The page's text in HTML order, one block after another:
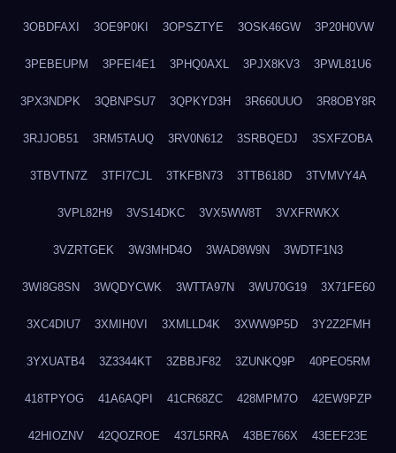
3OBDFAXI 3OE9P0KI 3OPSZTYE 3OSK46GW 3P20H0VW
3PEBEUPM 3PFEI4E1 3PHQ0AXL 3PJX8KV3 3PWL81U6
3PX3NDPK 3QBNPSU7 3QPKYD3H 3R660UUO 3R8OBY8R
3RJJOB51 3RM5TAUQ 3RV0N612 3SRBQEDJ 3SXFZOBA
3TBVTN7Z 3TFI7CJL 3TKFBN73 3TTB618D 3TVMVY4A
3VPL82H9 3VS14DKC 3VX5WW8T 3VXFRWKX
3VZRTGEK 3W3MHD4O 3WAD8W9N 3WDTF1N3
3WI8G8SN 3WQDYCWK 3WTTA97N 3WU70G19 3X71FE60
3XC4DIU7 3XMIH0VI 3XMLLD4K 3XWW9P5D 3Y2Z2FMH
3YXUATB4 3Z3344KT 3ZBBJF82 3ZUNKQ9P 40PEO5RM
418TPYOG 41A6AQPI 41CR68ZC 428MPM7O 42EW9PZP
42HIOZNV 42QOZROE 437L5RRA 43BE766X 43EEF23E